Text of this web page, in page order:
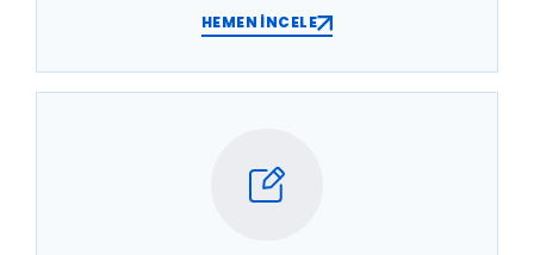
HEMEN İNCELE